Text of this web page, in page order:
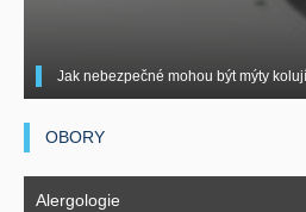
Jak nebezpečné mohou být mýty
OBORY
Alergologie